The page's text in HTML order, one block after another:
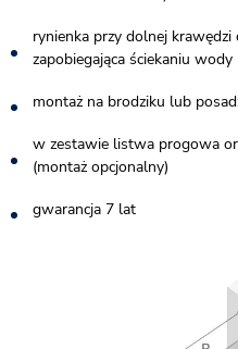
rynienka przy dolnej
zapobiegająca ściekaniu wody
montaż na brodziku lub
w zestawie listwa progowa
(montaż opcjonalny)
gwarancja 7 lat